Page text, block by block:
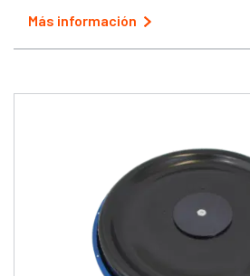
Más información